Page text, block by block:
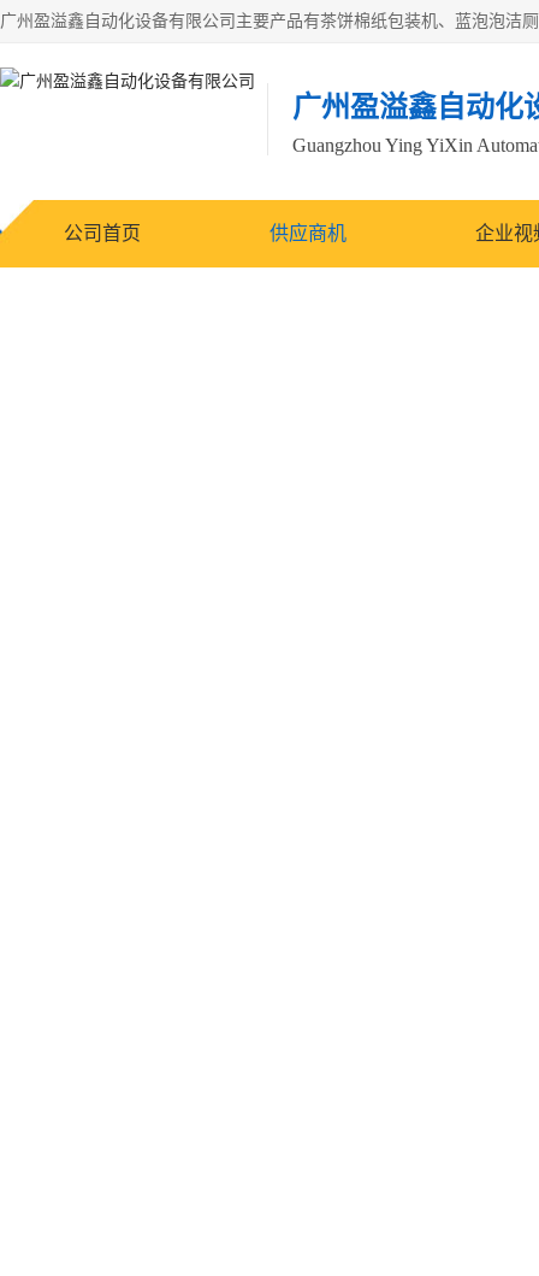
广州盈溢鑫自动化
Guangzhou Ying YiXin
公司首页 供应商机 企业视